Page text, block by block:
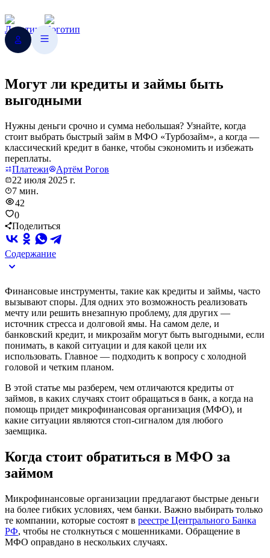
Могут ли кредиты и займы быть
выгодными
Нужны деньги срочно и сумма небольшая? Узнайте, когда
стоит выбрать быстрый займ в МФО «Турбозайм», а когда —
классический кредит в банке, чтобы сэкономить и избежать
переплаты.
Платежи
Артём Рогов
22 июля 2025 г.
7 мин.
42
0
Поделиться
Содержание
Финансовые инструменты, такие как кредиты и займы, часто
вызывают споры. Для одних это возможность реализовать
мечту или решить внезапную проблему, для других —
источник стресса и долговой ямы. На самом деле, и
банковский кредит, и микрозайм могут быть выгодными, если
понимать, в какой ситуации и для какой цели их
использовать. Главное — подходить к вопросу с холодной
головой и четким планом.
В этой статье мы разберем, чем отличаются кредиты от
займов, в каких случаях стоит обращаться в банк, а когда на
помощь придет микрофинансовая организация (МФО), и
какие ситуации являются стоп-сигналом для любого
заемщика.
Когда стоит обратиться в МФО за
займом
Микрофинансовые организации предлагают быстрые деньги
на более гибких условиях, чем банки. Важно выбирать только
те компании, которые состоят в реестре Центрального Банка
РФ, чтобы не столкнуться с мошенниками. Обращение в
МФО оправдано в нескольких случаях.